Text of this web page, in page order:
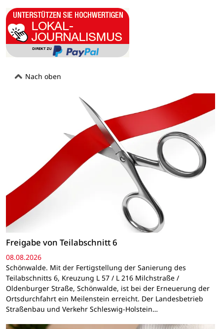
Nach oben
Freigabe von Teilabschnitt 6
08.08.2026
Schönwalde. Mit der Fertigstellung der Sanierung des
Teilabschnitts 6, Kreuzung L 57 / L 216 Milchstraße /
Oldenburger Straße, Schönwalde, ist bei der Erneuerung der
Ortsdurchfahrt ein Meilenstein erreicht. Der Landesbetrieb
Straßenbau und Verkehr Schleswig-Holstein…